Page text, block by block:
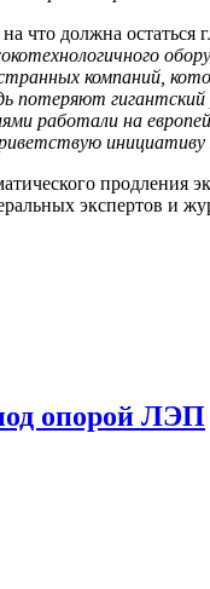
что должна остаться
компаний,
потеряют
работали на
продления
экспертов и
опорой ЛЭП